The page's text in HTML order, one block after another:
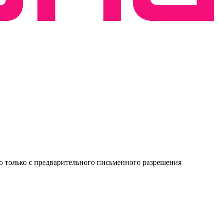
с предварительного письменного разрешения